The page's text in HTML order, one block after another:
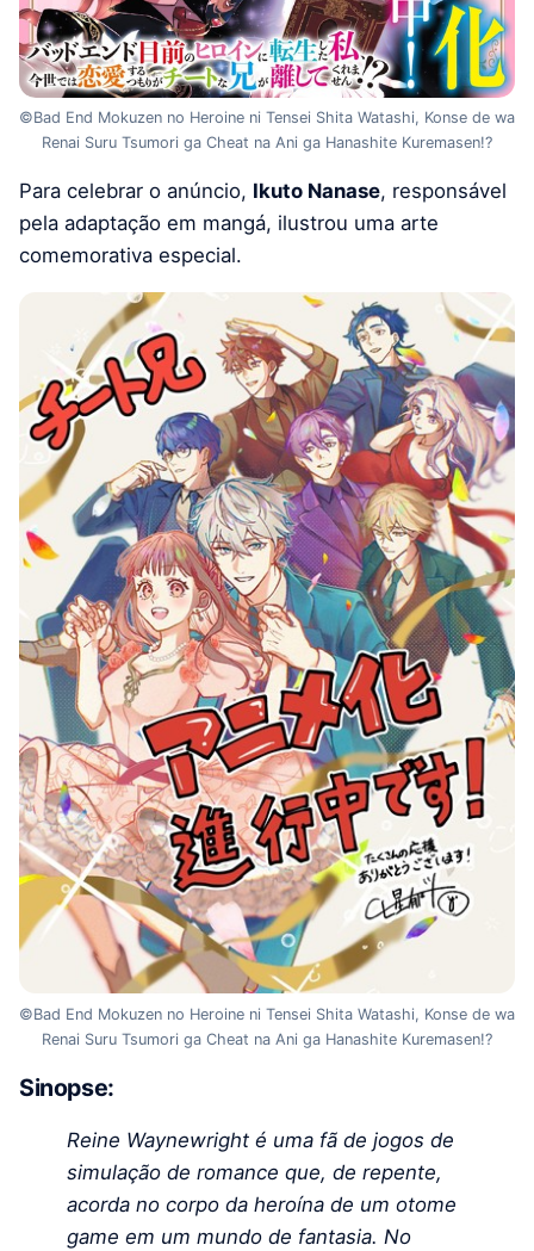
©Bad End Mokuzen no Heroine ni Tensei Shita Watashi, Konse de wa
Renai Suru Tsumori ga Cheat na Ani ga Hanashite Kuremasen!?
Para celebrar o anúncio, Ikuto Nanase, responsável
pela adaptação em mangá, ilustrou uma arte
comemorativa especial.
©Bad End Mokuzen no Heroine ni Tensei Shita Watashi, Konse de wa
Renai Suru Tsumori ga Cheat na Ani ga Hanashite Kuremasen!?
Sinopse:
Reine Waynewright é uma fã de jogos de
simulação de romance que, de repente,
acorda no corpo da heroína de um otome
game em um mundo de fantasia. No